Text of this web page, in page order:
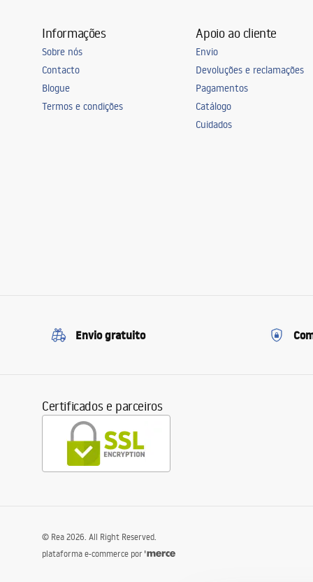
Informações
Sobre nós
Contacto
Blogue
Termos e condições
Apoio ao cliente
Envio
Devoluções e reclamações
Pagamentos
Catálogo
Cuidados
Envio gratuito
Certificados e parceiros
© Rea 2026. All Right Reserved.
plataforma e-commerce por